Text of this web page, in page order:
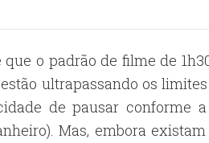
o padrão de filme de
ultrapassando os
de pausar conforme
Mas, embora